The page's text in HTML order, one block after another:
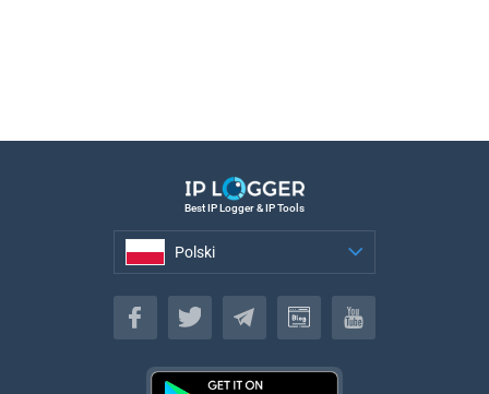
Best IP Logger & IP Tools
Polski
Polski